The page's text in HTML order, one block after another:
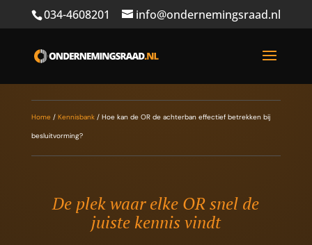
034-4608201 info@ondernemingsraad.nl
Home/ Kennisbank/ Hoe kan de OR de achterban effectief betrekken bij
besluitvorming?
De plek waar elke OR snel de
juiste kennis vindt